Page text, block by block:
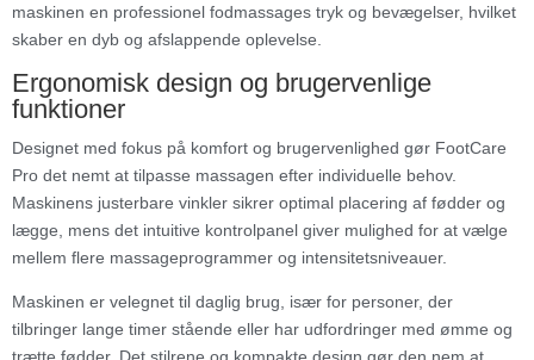
maskinen en professionel fodmassages tryk og bevægelser, hvilket
skaber en dyb og afslappende oplevelse.
Ergonomisk design og brugervenlige
funktioner
Designet med fokus på komfort og brugervenlighed gør FootCare
Pro det nemt at tilpasse massagen efter individuelle behov.
Maskinens justerbare vinkler sikrer optimal placering af fødder og
lægge, mens det intuitive kontrolpanel giver mulighed for at vælge
mellem flere massageprogrammer og intensitetsniveauer.
Maskinen er velegnet til daglig brug, især for personer, der
tilbringer lange timer stående eller har udfordringer med ømme og